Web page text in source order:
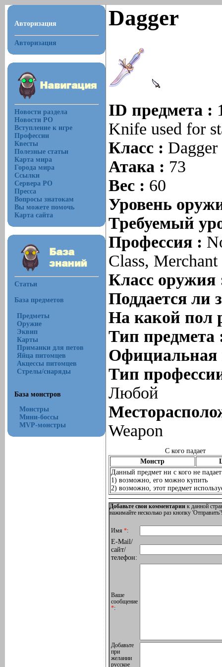
Авторизация
Авторизация
Новости раздела
Новости РО
Вступление к игре
Профессии
Квесты
Полезные статьи
Карта мира
Города мира
Ссылки
Сервера РО
Пресса
Вопросы знатокам
Вы можете помочь
Карта сайта
Статьи
База предметов
Предметы
Оружие
Эквип
Карты
Приманки для петов
Яйца питомцев
Акцессы питомцев
Стрелы/снаряды
База монстров
Монстры
Мини-боссы
MVP-монстры
Dagger
ID предмета :
Knife used for
Класс : Dagger
Атака : 73
Вес : 60
Уровень
Требуемый
Профессия :
Class,
Класс
Поддается ли
На какой пол
Тип
Тип
Любой
Weapon
С кого падает
Монстр
Данный предмет ни с кого не падает
1) возможно, его можно купить
2) возможно, этот предмет
Добавьте свои комментарии к данной
нажимайте несколько раз кнопку
Имя*:
E-Mail/
сайт/
телефон:
Ваше
сообщение
*:
Добавьте
при
желании
русское